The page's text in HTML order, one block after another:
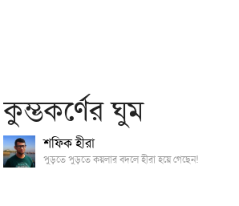
কুম্ভকর্ণের ঘুম
শফিক হীরা
পুড়তে পুড়তে কয়লার বদলে হীরা হয়ে গেছেন!